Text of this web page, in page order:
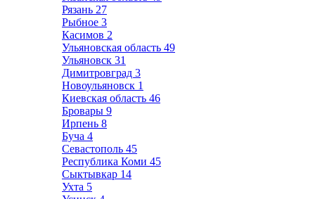
Рязань 27
Рыбное 3
Касимов 2
Ульяновская область 49
Ульяновск 31
Димитровград 3
Новоульяновск 1
Киевская область 46
Бровары 9
Ирпень 8
Буча 4
Севастополь 45
Республика Коми 45
Сыктывкар 14
Ухта 5